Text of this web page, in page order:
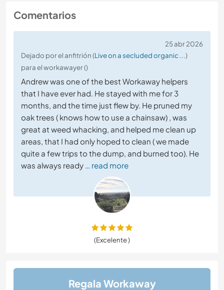
Comentarios
25 abr 2026
Dejado por el anfitrión (Live on a secluded organic ...)
para el workawayer ()
Andrew was one of the best Workaway helpers
that I have ever had. He stayed with me for 3
months, and the time just flew by. He pruned my
oak trees ( knows how to use a chainsaw) , was
great at weed whacking, and helped me clean up
areas, that I had only hoped to clean ( we made
quite a few trips to the dump, and burned too). He
was always ready … read more
(Excelente )
Regala Workaway